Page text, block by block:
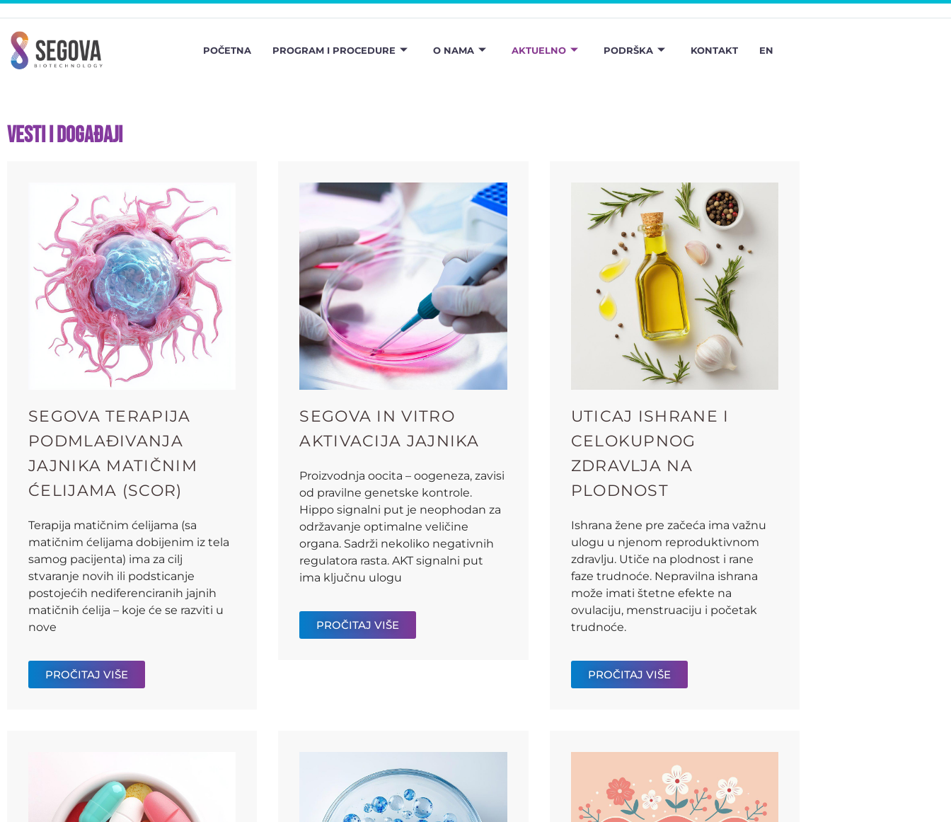
POČETNA PROGRAM I PROCEDURE O NAMA AKTUELNO PODRŠKA KONTAKT EN
Vesti i Događaji
SEGOVA TERAPIJA
PODMLAĐIVANJA
JAJNIKA MATIČNIM
ĆELIJAMA (SCOR)
Terapija matičnim ćelijama (sa
matičnim ćelijama dobijenim iz tela
samog pacijenta) ima za cilj
stvaranje novih ili podsticanje
postojećih nediferenciranih jajnih
matičnih ćelija – koje će se razviti u
nove
PROČITAJ VIŠE
SEGOVA IN VITRO
AKTIVACIJA JAJNIKA
Proizvodnja oocita – oogeneza, zavisi
od pravilne genetske kontrole.
Hippo signalni put je neophodan za
održavanje optimalne veličine
organa. Sadrži nekoliko negativnih
regulatora rasta. AKT signalni put
ima ključnu ulogu
PROČITAJ VIŠE
UTICAJ ISHRANE I
CELOKUPNOG
ZDRAVLJA NA
PLODNOST
Ishrana žene pre začeća ima važnu
ulogu u njenom reproduktivnom
zdravlju. Utiče na plodnost i rane
faze trudnoće. Nepravilna ishrana
može imati štetne efekte na
ovulaciju, menstruaciju i početak
trudnoće.
PROČITAJ VIŠE